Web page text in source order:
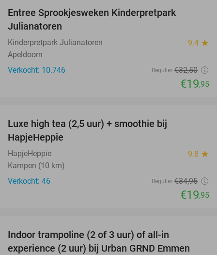
Entree Sprookjesweken Kinderpretpark
Julianatoren
Kinderpretpark Julianatoren 9.4 star
Apeldoorn
Verkocht: 10.746
Regulier €32,50
€19,95
Luxe high tea (2,5 uur) + smoothie bij
HapjeHeppie
HapjeHeppie 9.8 star
Kampen (10 km)
Verkocht: 46
Regulier €34,95
€19,95
Indoor trampoline (2 of 3 uur) of all-in
experience (2 uur) bij Urban GRND Emmen